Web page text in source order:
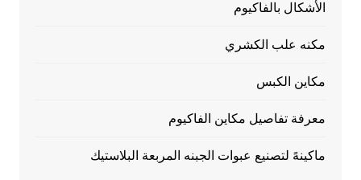
الأشكال بالفاكيوم
مكنه علب الكشري
مكاين الكبس
معرفة تفاصيل مكاين الفاكيوم
ماكينهً لتصنيع عبوات الجبنه المربعة البلاستيك